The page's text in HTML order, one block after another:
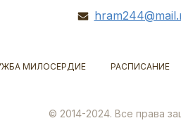
МИЛОСЕРДИЕ РАСПИСАНИЕ
© 2014-2024. Все права